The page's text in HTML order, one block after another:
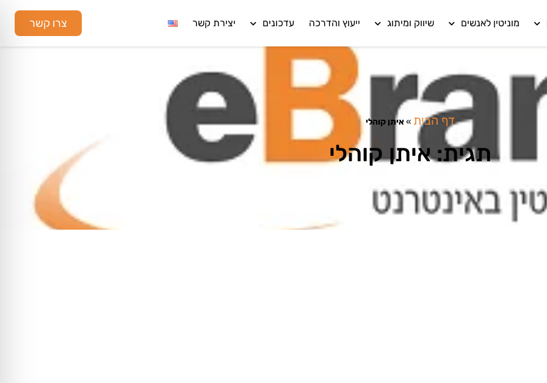
מוניטין לאנשים שיווק ומיתוג ייעוץ והדרכה עדכונים יצירת קשר צרו קשר
דף הבית »איתן קוהלי
תגית: איתן קוהלי